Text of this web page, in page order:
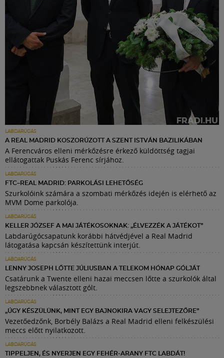
LABDARÚGÁS
A REAL MADRID KOSZORÚZOTT A SZENT ISTVÁN BAZILIKÁBAN
A Ferencváros elleni mérkőzésre érkező küldöttség tagjai
ellátogattak Puskás Ferenc sírjához.
LABDARÚGÁS
FTC–REAL MADRID: PARKOLÁSI LEHETŐSÉG
Szurkolóink számára a szombati mérkőzés idején is elérhető az
MVM Dome parkolója.
LABDARÚGÁS
KELLER JÓZSEF A MAI JÁTÉKOSOKNAK: „ÉLVEZZÉK A JÁTÉKOT”
Labdarúgócsapatunk korábbi hátvédjével a Real Madrid
látogatása kapcsán készítettünk interjút.
LABDARÚGÁS
LENNY JOSEPH LŐTTE JÚLIUSBAN A TELEKOM HÓNAP GÓLJÁT
Csatárunk a Twente elleni hazai meccsen lőtte a szurkolók által
legszebbnek választott gólt.
LABDARÚGÁS
„ÚGY KÉSZÜLÜNK, MINT EGY BAJNOKIRA VAGY SELEJTEZŐRE”
Vezetőedzőnk, Borbély Balázs a Real Madrid elleni felkészülési
meccs előtt nyilatkozott.
LABDARÚGÁS
TIPPELJEN, ÉS NYERJEN EGY FEHÉR-ARANY FTC LABDÁT!